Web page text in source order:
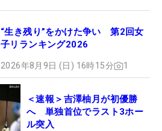
“生き残り”をかけた争い 第2回女
子リランキング2026
2026年8月9日 (日) 16時15分 1
＜速報＞吉澤柚月が初優勝
へ 単独首位でラスト3ホー
ル突入